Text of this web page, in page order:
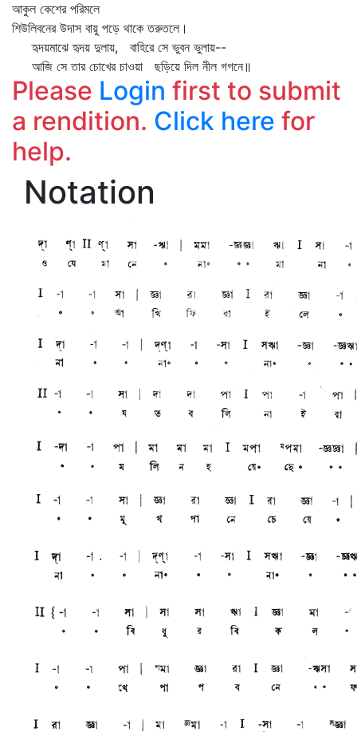
আকুল কেশের পরিমলে
শিউলিবনের উদাস বায়ু পড়ে থাকে তরুতলে।
হৃদয়মাঝে হৃদয় দুলায়, বাহিরে সে ভুবন ভুলায়--
আজি সে তার চোখের চাওয়া ছড়িয়ে দিল নীল গগনে॥
Please Login first to submit
a rendition. Click here for
help.
Notation